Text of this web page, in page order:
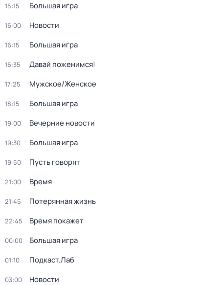
15:15 Большая игра
16:00 Новости
16:15 Большая игра
16:35 Давай поженимся!
17:25 Мужское/Женское
18:15 Большая игра
19:00 Вечерние новости
19:30 Большая игра
19:50 Пусть говорят
21:00 Время
21:45 Потерянная жизнь
22:45 Время покажет
00:00 Большая игра
01:10 Подкаст.Лаб
03:00 Новости